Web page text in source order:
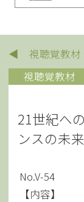
◀ 視聴覚教材
視聴覚教材
21世紀へ
ンスの未来
No.V-54
【内容】